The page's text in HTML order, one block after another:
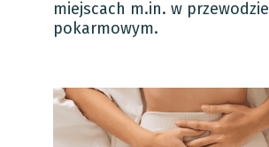
miejscach m.in. w przewodzie
pokarmowym.